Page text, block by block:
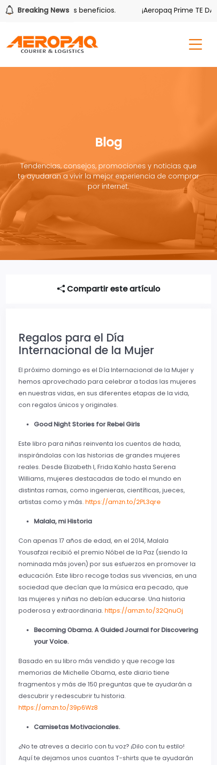
Breaking News
también tiene sus beneficios. ¡Aeropaq Prime TE DA
Blog
Tendencias, consejos, promociones y noticias que
te ayudaran a vivir la mejor experiencia de comprar
por internet.
Compartir este artículo
Regalos para el Día
Internacional de la Mujer
El próximo domingo es el Día Internacional de la Mujer y
hemos aprovechado para celebrar a todas las mujeres
en nuestras vidas, en sus diferentes etapas de la vida,
con regalos únicos y originales.
Good Night Stories for Rebel Girls
Este libro para niñas reinventa los cuentos de hada,
inspirándolas con las historias de grandes mujeres
reales. Desde Elizabeth I, Frida Kahlo hasta Serena
Williams, mujeres destacadas de todo el mundo en
distintas ramas, como ingenieras, científicas, jueces,
artistas como y más. https://amzn.to/2PL3qre
Malala, mi Historia
Con apenas 17 años de edad, en el 2014, Malala
Yousafzai recibió el premio Nóbel de la Paz (siendo la
nominada más joven) por sus esfuerzos en promover la
educación. Este libro recoge todas sus vivencias, en una
sociedad que decían que la música era pecado, que
las mujeres y niñas no debían educarse. Una historia
poderosa y extraordinaria. https://amzn.to/32QnuOj
Becoming Obama. A Guided Journal for Discovering
your Voice.
Basado en su libro más vendido y que recoge las
memorias de Michelle Obama, este diario tiene
fragmentos y más de 150 preguntas que te ayudarán a
descubrir y redescubrir tu historia.
https://amzn.to/39p6Wz8
Camisetas Motivacionales.
¿No te atreves a decirlo con tu voz? ¡Dilo con tu estilo!
Aquí te dejamos unos cuantos T-shirts que te ayudarán